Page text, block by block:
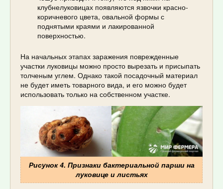
клубнелуковицах появляются язвочки красно-
коричневого цвета, овальной формы с
поднятыми краями и лакированной
поверхностью.
На начальных этапах заражения поврежденные
участки луковицы можно просто вырезать и присыпать
толченым углем. Однако такой посадочный материал
не будет иметь товарного вида, и его можно будет
использовать только на собственном участке.
Рисунок 4. Признаки бактериальной парши на
луковице и листьях